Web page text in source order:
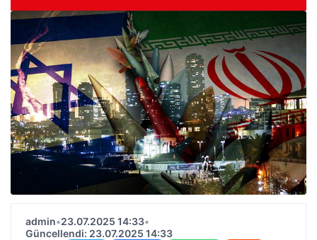
admin•23.07.2025 14:33•
Güncellendi: 23.07.2025 14:33